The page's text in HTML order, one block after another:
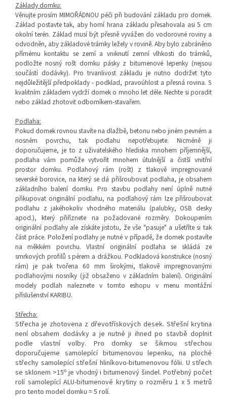
Základy domku:
Věnujte prosím MIMOŘÁDNOU péči při budování základu pro domek.
Základ postavte tak, aby horní hrana základu přesahovala asi 5 cm
okolní terén. Základ musí být přesně vyvážen do vodorovné roviny a
odvodněn, aby základové trámky ležely v rovině. Aby bylo zabráněno
přímému kontaktu se zemí a vniknutí zemní vlhkosti do trámků,
podložte nosný rošt domku pásky z bitumenové lepenky (nejsou
součástí dodávky). Pro trvanlivost základu je nutno dodržet tyto
nejdůležitější předpoklady - podklad, pravoúhlost a přesná rovina. S
kvalitním základem vydrží domek o mnoho let déle. Nechte si poradit
nebo základ zhotovit odborníkem-stavařem.
Podlaha:
Pokud domek rovnou stavíte na dlažbě, betonu nebo jiném pevném a
nosném povrchu, tak podlahu nepotřebujete. Nicméně ji
doporučujeme, je to z uživatelského hlediska mnohem příjemnější,
podlaha vám pomůže vytvořit mnohem útulnější a čistší vnitřní
prostor domku. Podlahový rám (rošt) z tlakově impregnované
severské borovice, na který se dá přišroubovat podlaha, je obsahem
základního balení domku.Pro stavbu podlahy není úplně nutné
přikupovat originální podlahu, na podlahový rám lze přišroubovat
podlahu z jakéhokoliv vhodného materiálu (palubky, OSB desky
apod.), který přiříznete na požadované rozměry. Dokoupením
originální podlahy ale získáte jistotu, že vše "pasuje" a ušetříte si tak
část práce. Položení podlahy je nutné v případě, že domek postavíte
na měkkém povrchu. Vlastní originální podlaha se skládá ze
smrkových profilů s pérem a drážkou. Podkladová konstrukce (nosný
rám) je pak tvořena 60 mm širokými, tlakově impregnovanými
podlahovými nosníky (již obsaženo v základním balení). Originální
modely podlah naleznete v tomto eshopu v menu montážní
příslušenství KARIBU.
Střecha:
Střecha je zhotovena z dřevotřískových desek. Střešní krytina
není obsahem dodávky a je nutné ji ihned po stavbě doplnit
podle vlastní volby. Pro domky se šikmou střechou
doporučujeme samolepící bitumenovou lepenku, na ploché
střechy samolepící střešní hliníkovo-bitumenovou fólii. U střech
se sklonem >15oje vhodný i bitumenový šindel. Potřebný počet
rolí samolepící ALU-bitumenové krytiny o rozměru 1 x 5 metrů
pro tento model domku = 5 rolí.